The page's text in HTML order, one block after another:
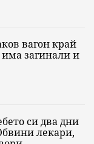
вагон край
загинали и
си два дни
лекари,